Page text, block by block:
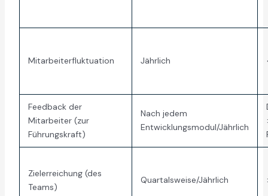
Mitarbeiterfluktuation Jährlich
Feedback der
Mitarbeiter (zur
Führungskraft)
Nach jedem
Entwicklungsmodul/Jährlich
Zielerreichung (des
Teams)
Quartalsweise/Jährlich